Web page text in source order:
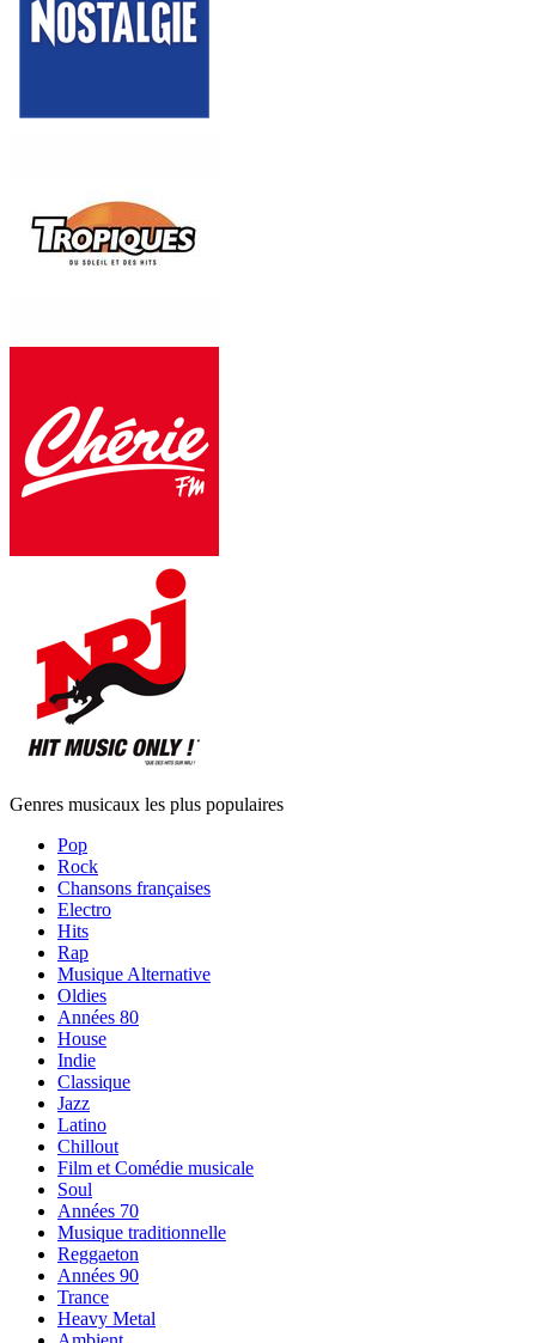
Genres musicaux les plus populaires
Pop
Rock
Chansons françaises
Electro
Hits
Rap
Musique Alternative
Oldies
Années 80
House
Indie
Classique
Jazz
Latino
Chillout
Film et Comédie musicale
Soul
Années 70
Musique traditionnelle
Reggaeton
Années 90
Trance
Heavy Metal